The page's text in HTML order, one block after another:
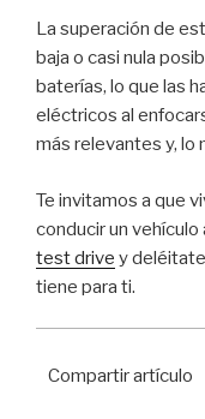
La superación de
baja o casi nula
baterías, lo que las
eléctricos al
más relevantes y, lo
Te invitamos a que
conducir un
test drive y
tiene para ti.
Compartir artículo